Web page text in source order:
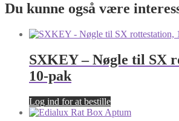
Du kunne også være
SXKEY – Nøgle til SX
10-pak
Log ind for at bestille